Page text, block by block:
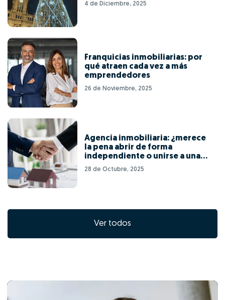
4 de Diciembre, 2025
Franquicias inmobiliarias: por
qué atraen cada vez a más
emprendedores
26 de Noviembre, 2025
Agencia inmobiliaria: ¿merece
la pena abrir de forma
independiente o unirse a una
red de franquicias?
28 de Octubre, 2025
Ver todos